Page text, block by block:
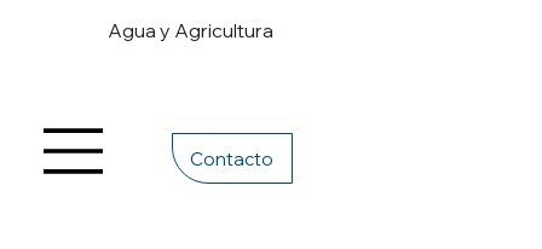
Agua y Agricultura
Contacto